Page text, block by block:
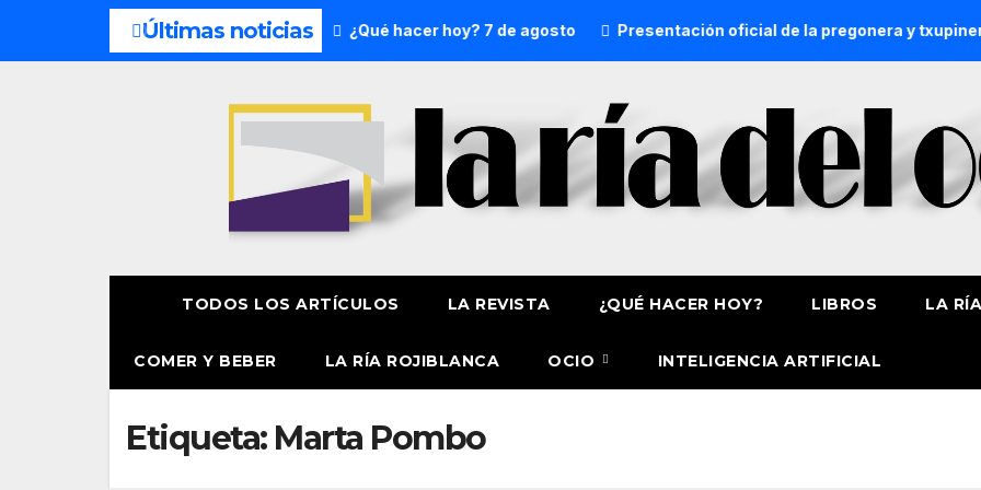
Últimas noticias
del fin de semana: 8 y 9 de agosto ¿Qué hacer hoy? 7 de agosto Presentación oficial de la pregonera y txupinera
TODOS LOS ARTÍCULOS LA REVISTA ¿QUÉ HACER HOY? LIBROS LA
COMER Y BEBER LA RÍA ROJIBLANCA OCIO INTELIGENCIA ARTIFICIAL
Etiqueta: Marta Pombo